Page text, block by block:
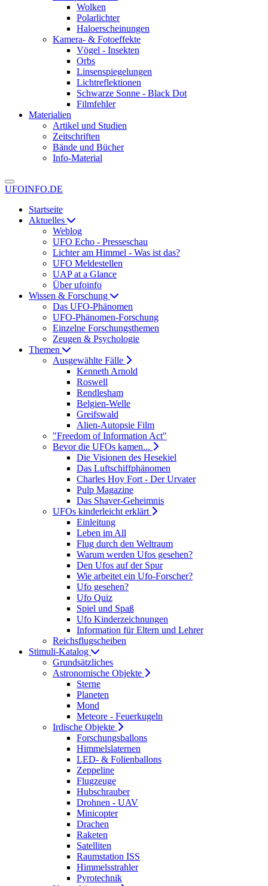
Wolken
Polarlichter
Haloerscheinungen
Kamera- & Fotoeffekte
Vögel - Insekten
Orbs
Linsenspiegelungen
Lichtreflektionen
Schwarze Sonne - Black Dot
Filmfehler
Materialien
Artikel und Studien
Zeitschriften
Bände und Bücher
Info-Material
UFOINFO.DE
Startseite
Aktuelles
Weblog
UFO Echo - Presseschau
Lichter am Himmel - Was ist das?
UFO Meldestellen
UAP at a Glance
Über ufoinfo
Wissen & Forschung
Das UFO-Phänomen
UFO-Phänomen-Forschung
Einzelne Forschungsthemen
Zeugen & Psychologie
Themen
Ausgewählte Fälle
Kenneth Arnold
Roswell
Rendlesham
Belgien-Welle
Greifswald
Alien-Autopsie Film
"Freedom of Information Act"
Bevor die UFOs kamen...
Die Visionen des Hesekiel
Das Luftschiffphänomen
Charles Hoy Fort - Der Urvater
Pulp Magazine
Das Shaver-Geheimnis
UFOs kinderleicht erklärt
Einleitung
Leben im All
Flug durch den Weltraum
Warum werden Ufos gesehen?
Den Ufos auf der Spur
Wie arbeitet ein Ufo-Forscher?
Ufo gesehen?
Ufo Quiz
Spiel und Spaß
Ufo Kinderzeichnungen
Information für Eltern und Lehrer
Reichsflugscheiben
Stimuli-Katalog
Grundsätzliches
Astronomische Objekte
Sterne
Planeten
Mond
Meteore - Feuerkugeln
Irdische Objekte
Forschungsballons
Himmelslaternen
LED- & Folienballons
Zeppeline
Flugzeuge
Hubschrauber
Drohnen - UAV
Minicopter
Drachen
Raketen
Satelliten
Raumstation ISS
Himmelsstrahler
Pyrotechnik